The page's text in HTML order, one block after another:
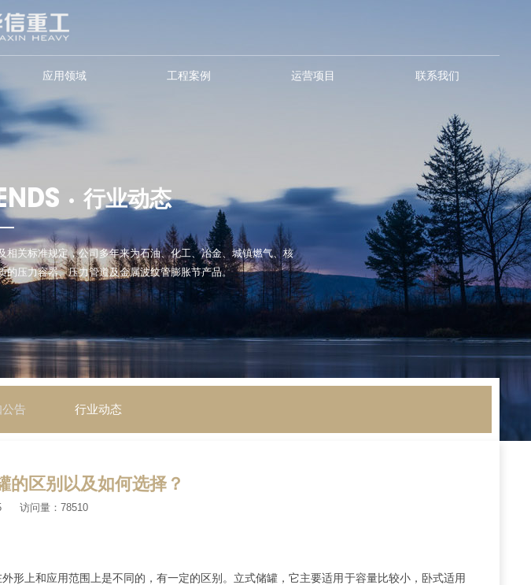
应用领域 工程案例 运营项目 联系我们
· 行业动态
关标准规定，公司多年来为石油、化工、冶金、城镇燃气、核
的压力容器、压力管道及金属波纹管膨胀节产品。
告 行业动态
的区别以及如何选择？
访问量：78510
上和应用范围上是不同的，有一定的区别。立式储罐，它主要适用于容量比较小，卧式适用